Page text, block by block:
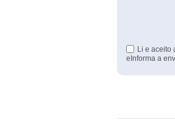
Li e aceito
eInforma a